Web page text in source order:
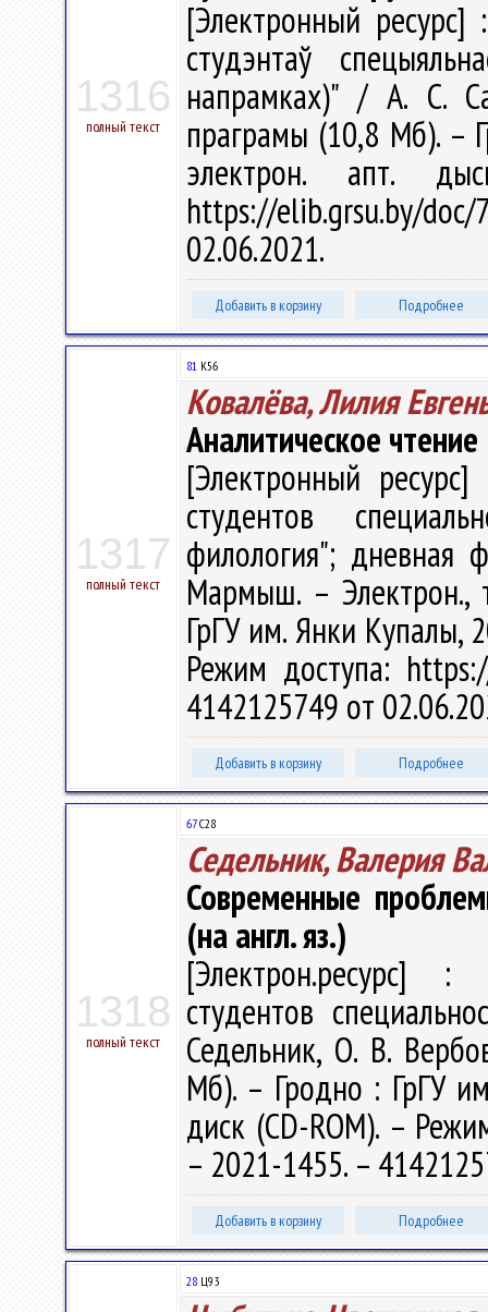
1316
полный текст
[Электронный ресурс]
студэнтаў
напрамках)" / А. С.
праграмы (10,8 Мб). –
электрон. апт.
https://elib.grsu.by/
02.06.2021.
Добавить в корзину Подробнее
1317
полный текст
81 К56
Ковалёва, Лилия
Аналитическое
[Электронный
студентов
филология";
Мармыш. – Электрон.,
ГрГУ им. Янки Купалы,
Режим доступа:
4142125749 от
Добавить в корзину Подробнее
1318
полный текст
67С28
Седельник, Валерия
Современные
(на англ. яз.)
[Электрон.ресурс] :
студентов
Седельник, О. В.
Мб). – Гродно : ГрГУ
диск (CD-ROM). –
– 2021-1455. –
Добавить в корзину Подробнее
28 Ц93